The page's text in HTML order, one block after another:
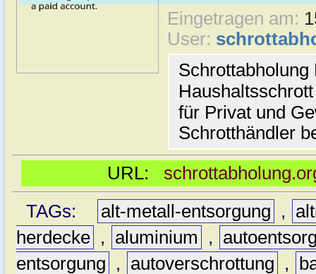
Eingetragen am:
User:
für Privat und
Schrotthändler
URL:
TAGs:
alt-metall-entsorgung ,
herdecke , aluminium ,
entsorgung
, autoverschrottung ,